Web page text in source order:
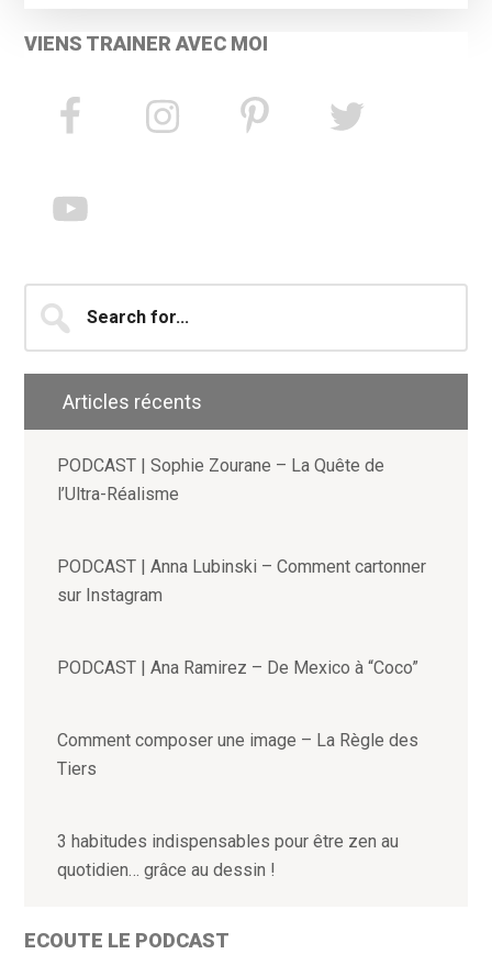
VIENS TRAINER AVEC MOI
for...
Articles récents
PODCAST | Sophie Zourane – La Quête de
l’Ultra-Réalisme
PODCAST | Anna Lubinski – Comment cartonner
sur Instagram
PODCAST | Ana Ramirez – De Mexico à “Coco”
Comment composer une image – La Règle des
Tiers
3 habitudes indispensables pour être zen au
quotidien… grâce au dessin !
ECOUTE LE PODCAST